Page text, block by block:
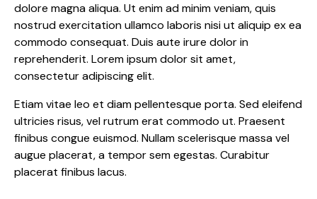
dolore magna aliqua. Ut enim ad minim veniam, quis
nostrud exercitation ullamco laboris nisi ut aliquip ex ea
commodo consequat. Duis aute irure dolor in
reprehenderit. Lorem ipsum dolor sit amet,
consectetur adipiscing elit.
Etiam vitae leo et diam pellentesque porta. Sed eleifend
ultricies risus, vel rutrum erat commodo ut. Praesent
finibus congue euismod. Nullam scelerisque massa vel
augue placerat, a tempor sem egestas. Curabitur
placerat finibus lacus.